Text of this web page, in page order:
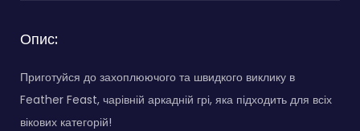
Опис:
Приготуйся до захоплюючого та швидкого виклику в
Feather Feast, чарівній аркадній грі, яка підходить для всіх
вікових категорій!